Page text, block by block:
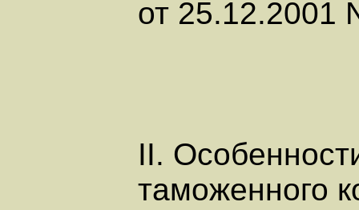
от 25.12.2001
II.
таможенного